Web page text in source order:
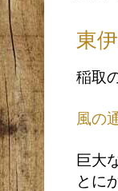
東
稲取
風の
巨大
とに